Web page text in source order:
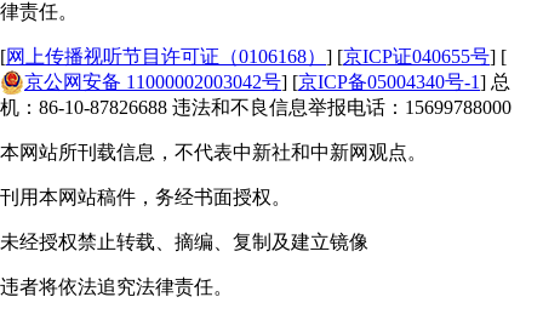
律责任。
[网上传播视听节目许可证（0106168） ] [京ICP证040655号] [
京公网安备 11000002003042号] [京ICP备05004340号-1] 总
机：86-10-87826688 违法和不良信息举报电话：15699788000
本网站所刊载信息，不代表中新社和中新网观点。
刊用本网站稿件，务经书面授权。
未经授权禁止转载、摘编、复制及建立镜像
违者将依法追究法律责任。